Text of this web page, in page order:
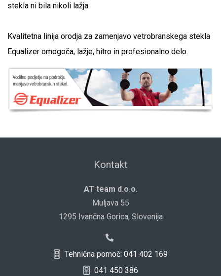
stekla ni bila nikoli lažja.
Kvalitetna linija orodja za zamenjavo vetrobranskega stekla
Equalizer omogoča, lažje, hitro in profesionalno delo.
Kontakt
AT team d.o.o.
Muljava 55
1295 Ivančna Gorica, Slovenija
Tehnična pomoč: 041 402 169
041 450 386